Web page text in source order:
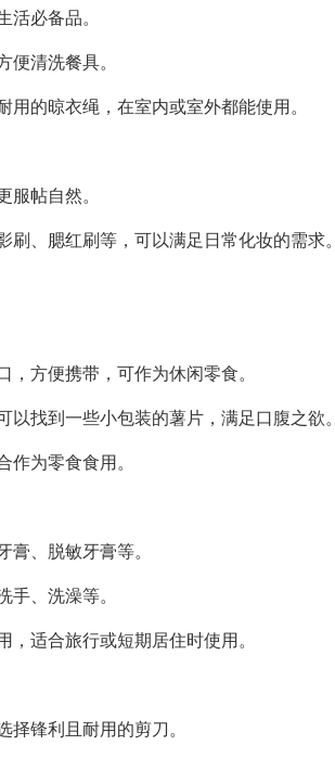
活必备品。
便清洗餐具。
用的晾衣绳，在室内或室外都能使用。
服帖自然。
刷、腮红刷等，可以满足日常化妆的需求。
，方便携带，可作为休闲零食。
以找到一些小包装的薯片，满足口腹之欲。
作为零食食用。
膏、脱敏牙膏等。
手、洗澡等。
，适合旅行或短期居住时使用。
择锋利且耐用的剪刀。